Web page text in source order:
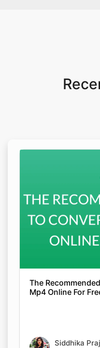
The
Mp4 Online For
Siddhika